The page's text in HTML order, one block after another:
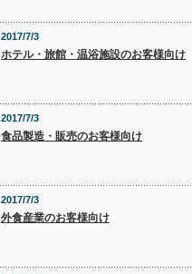
2017/7/3
ホテル・旅館・温浴施設のお客様向け
2017/7/3
食品製造・販売のお客様向け
2017/7/3
外食産業のお客様向け